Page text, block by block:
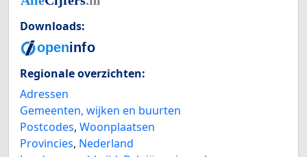
Downloads:
Regionale overzichten:
Adressen
Gemeenten, wijken en buurten
Postcodes, Woonplaatsen
Provincies, Nederland